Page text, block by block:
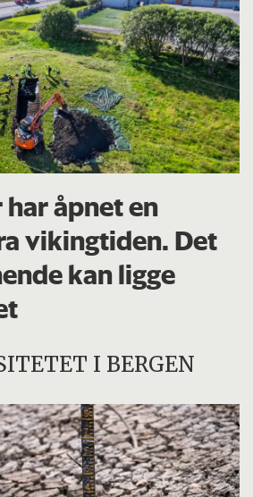
åpnet en
vikingtiden. Det
kan ligge
I BERGEN